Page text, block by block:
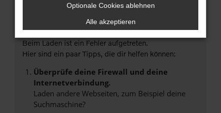
Fehler: Network Error
Beim Laden ist ein Fehler aufgetreten.
Hier sind ein paar Tipps, die dir helfen können:
Überprüfe deine Firewall und deine
Internetverbindung.
Laden andere Webseiten, zum Beispiel deine
Suchmaschine?
Optionale Cookies ablehnen
Alle akzeptieren